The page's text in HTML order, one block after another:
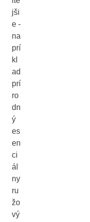
jši
e -
na
prí
kl
ad
prí
ro
dn
ý
es
en
ci
ál
ny
ru
žo
vý